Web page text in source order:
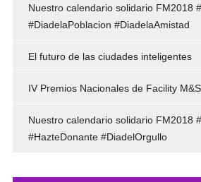
Nuestro calendario solidario FM2018
#DiadelaPoblacion #DiadelaAmistad
El futuro de las ciudades inteligentes
IV Premios Nacionales de Facility M&S
Nuestro calendario solidario FM2018
#HazteDonante #DiadelOrgullo